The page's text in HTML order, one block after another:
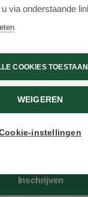
9.6 / 10 (531
via onderstaande
COOKIES TOESTAAN
WEIGEREN
instellingen
in voor onze
de beste
advies
Inschrijven